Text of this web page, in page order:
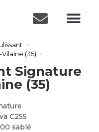
>
(35) >
Signature
(35)
C255
sablé